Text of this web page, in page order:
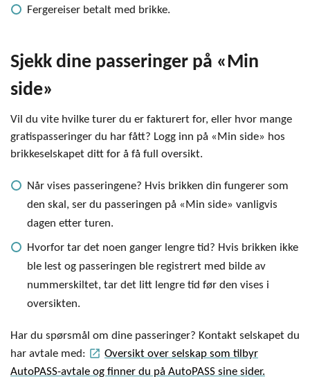
Fergereiser betalt med brikke.
Sjekk dine passeringer på «Min
side»
Vil du vite hvilke turer du er fakturert for, eller hvor mange
gratispasseringer du har fått? Logg inn på «Min side» hos
brikkeselskapet ditt for å få full oversikt.
Når vises passeringene? Hvis brikken din fungerer som
den skal, ser du passeringen på «Min side» vanligvis
dagen etter turen.
Hvorfor tar det noen ganger lengre tid? Hvis brikken ikke
ble lest og passeringen ble registrert med bilde av
nummerskiltet, tar det litt lengre tid før den vises i
oversikten.
Har du spørsmål om dine passeringer? Kontakt selskapet du
har avtale med: launch Oversikt over selskap som tilbyr
AutoPASS-avtale og finner du på AutoPASS sine sider.